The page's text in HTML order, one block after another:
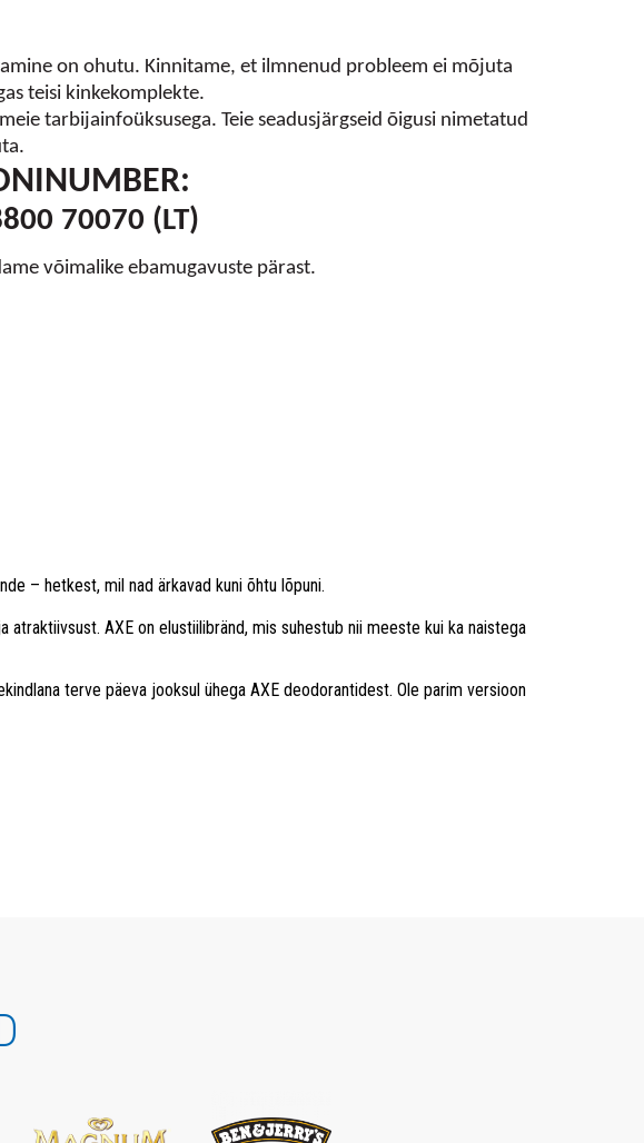
on ohutu. Kinnitame, et ilmnenud probleem ei mõjuta
teisi kinkekomplekte.
tarbijainfoüksusega. Teie seadusjärgseid õigusi nimetatud
70070 (LT)
võimalike ebamugavuste pärast.
– hetkest, mil nad ärkavad kuni õhtu lõpuni.
AXE on elustiilibränd, mis suhestub nii meeste kui ka naistega
terve päeva jooksul ühega AXE deodorantidest. Ole parim versioon